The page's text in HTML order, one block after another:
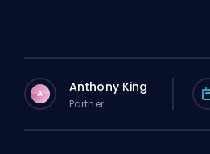
A Anthony King
Partner